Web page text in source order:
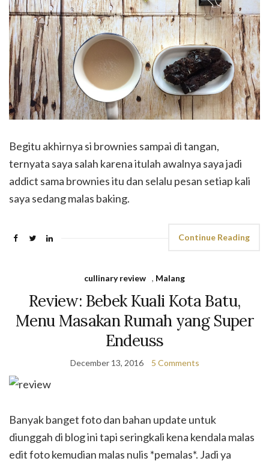
Begitu akhirnya si brownies sampai di tangan,
ternyata saya salah karena itulah awalnya saya jadi
addict sama brownies itu dan selalu pesan setiap kali
saya sedang malas baking.
Continue Reading
cullinary review , Malang
Review: Bebek Kuali Kota Batu,
Menu Masakan Rumah yang Super
Endeuss
December 13, 2016 5 Comments
Banyak banget foto dan bahan update untuk
diunggah di blog ini tapi seringkali kena kendala malas
edit foto kemudian malas nulis *pemalas*. Jadi ya